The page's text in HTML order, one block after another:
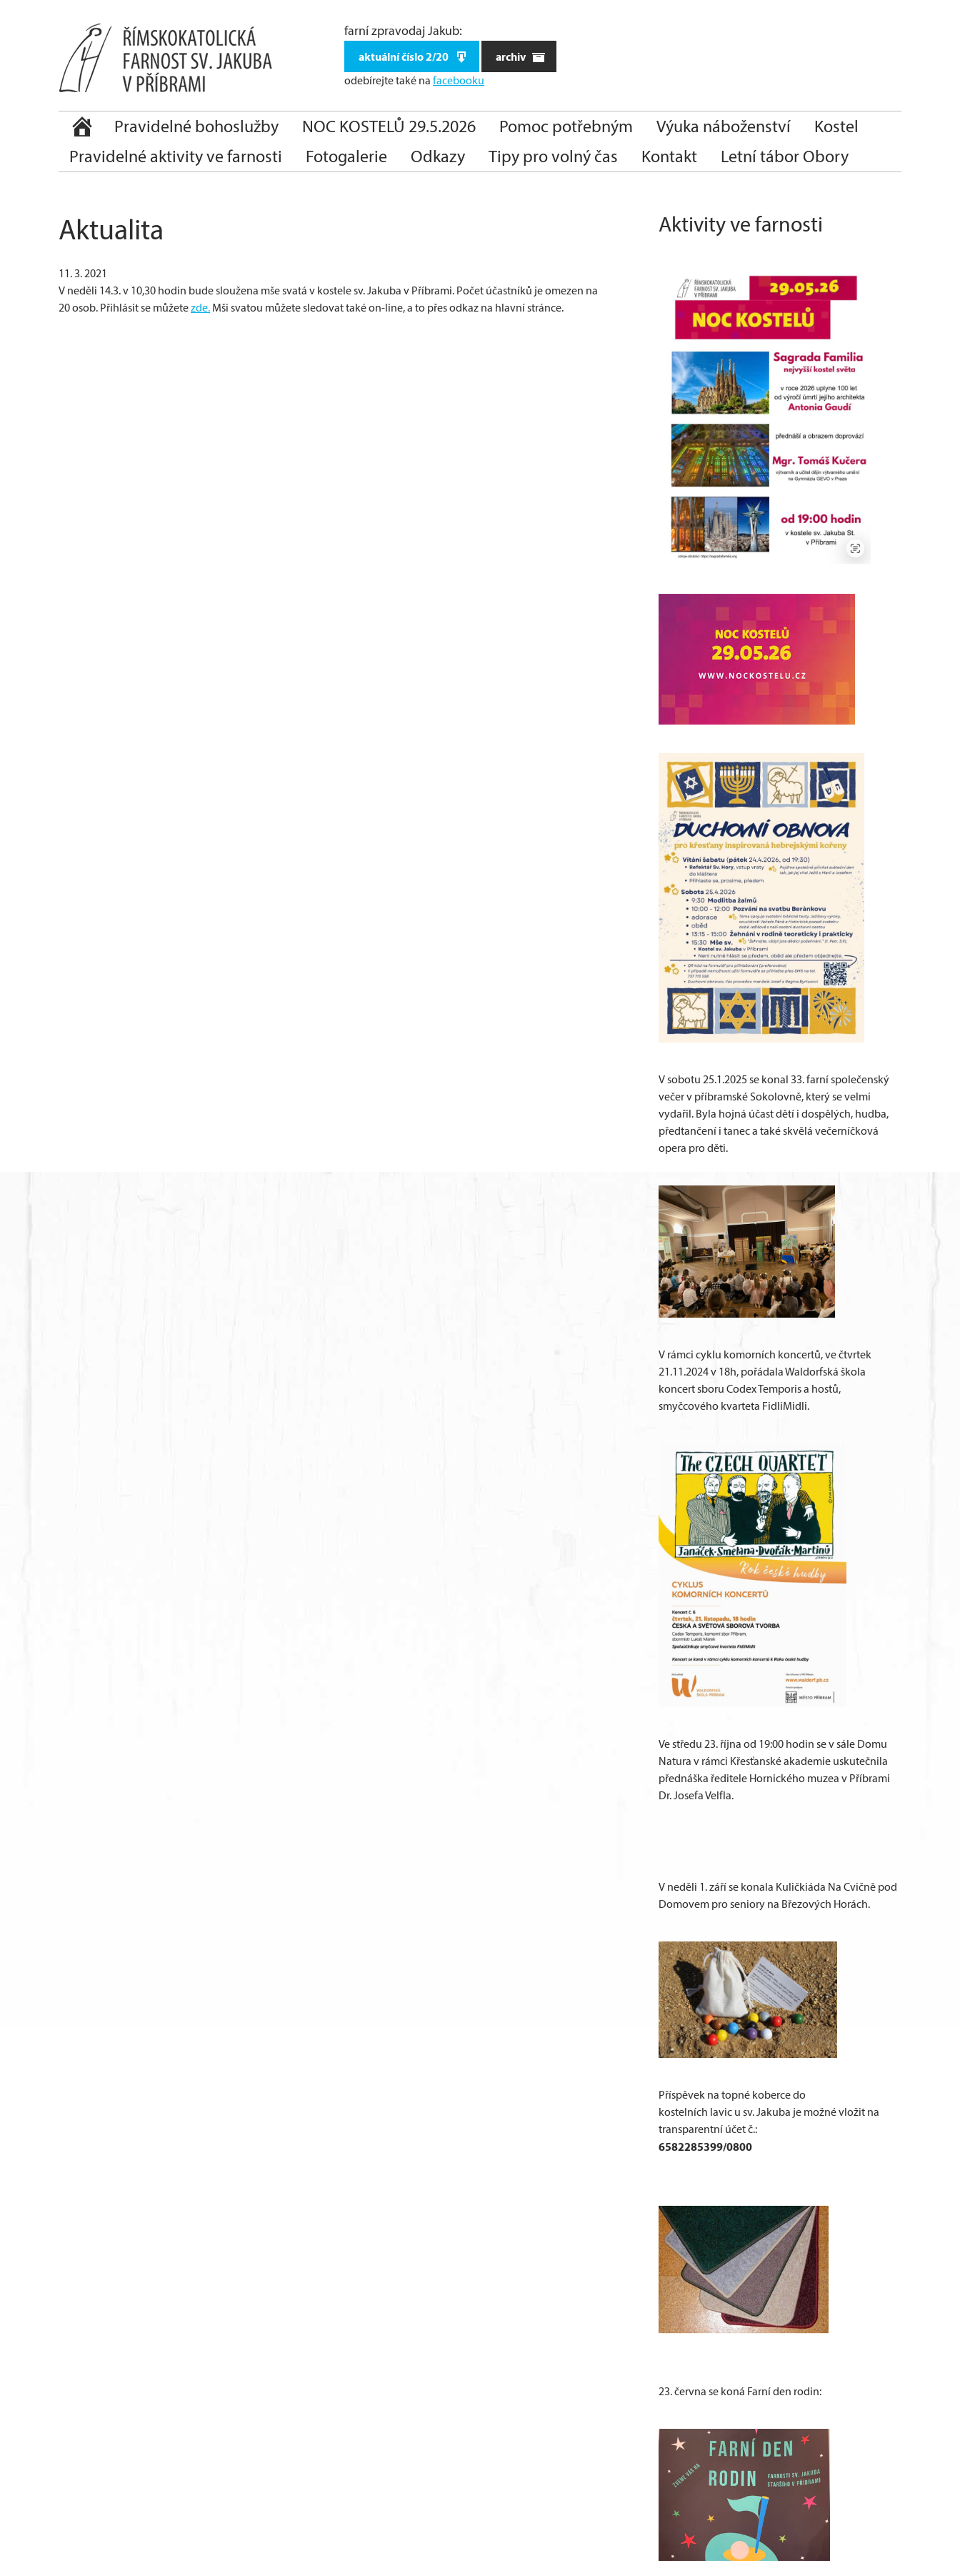
farní zpravodaj Jakub:
aktuální číslo 2/20 archiv
odebírejte také na facebooku
Pravidelné bohoslužby NOC KOSTELŮ 29.5.2026 Pomoc potřebným Výuka náboženství
Kostel
Pravidelné aktivity ve farnosti
Fotogalerie Odkazy Tipy pro volný čas Kontakt Letní tábor Obory
Aktualita
11. 3. 2021
V neděli 14.3. v 10,30 hodin bude sloužena mše svatá v kostele sv. Jakuba v Příbrami. Počet účastníků je omezen na
20 osob. Přihlásit se můžetezde. Mši svatou můžete sledovat také on-line, a to přes odkaz na hlavní stránce.
Aktivity ve farnosti
V sobotu 25.1.2025 se konal 33. farní společenský
večer v příbramské Sokolovně, který se velmi
vydařil. Byla hojná účast dětí i dospělých, hudba,
předtančení i tanec a také skvělá večerníčková
opera pro děti.
V rámci cyklu komorních koncertů, ve čtvrtek
21.11.2024 v 18h, pořádala Waldorfská škola
koncert sboru Codex Temporis a hostů,
smyčcového kvarteta FidliMidli.
Ve středu 23. října od 19:00 hodin se v sále Domu
Natura v rámci Křesťanské akademie uskutečnila
přednáška ředitele Hornického muzea v Příbrami
Dr. Josefa Velfla.
V neděli 1. září se konala Kuličkiáda Na Cvičně pod
Domovem pro seniory na Březových Horách.
Příspěvek na topné koberce do
kostelních lavic u sv. Jakuba je možné vložit na
transparentní účet č.:
6582285399/0800
23. června se koná Farní den rodin: